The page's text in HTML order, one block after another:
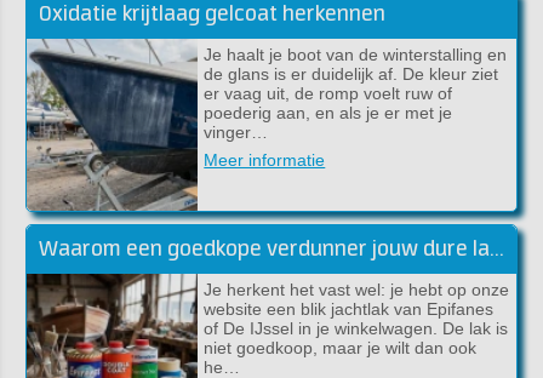
Oxidatie krijtlaag gelcoat herkennen
Je haalt je boot van de winterstalling en
de glans is er duidelijk af. De kleur ziet
er vaag uit, de romp voelt ruw of
poederig aan, en als je er met je
vinger…
Meer informatie
Waarom een goedkope verdunner jouw dure lakwerk kan verpesten
Je herkent het vast wel: je hebt op onze
website een blik jachtlak van Epifanes
of De IJssel in je winkelwagen. De lak is
niet goedkoop, maar je wilt dan ook
he…